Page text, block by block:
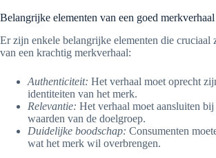
Belangrijke elementen van een goed merkverhaal
Er zijn enkele belangrijke elementen die cruciaal
van een krachtig merkverhaal:
Authenticiteit: Het verhaal moet oprecht
identiteiten van het merk.
Relevantie: Het verhaal moet aansluiten bij
waarden van de doelgroep.
Duidelijke boodschap: Consumenten
wat het merk wil overbrengen.